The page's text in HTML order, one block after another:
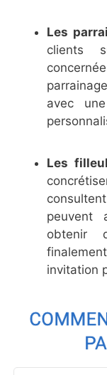
Les
clients
avec
Les
peuvent
obtenir
invitation